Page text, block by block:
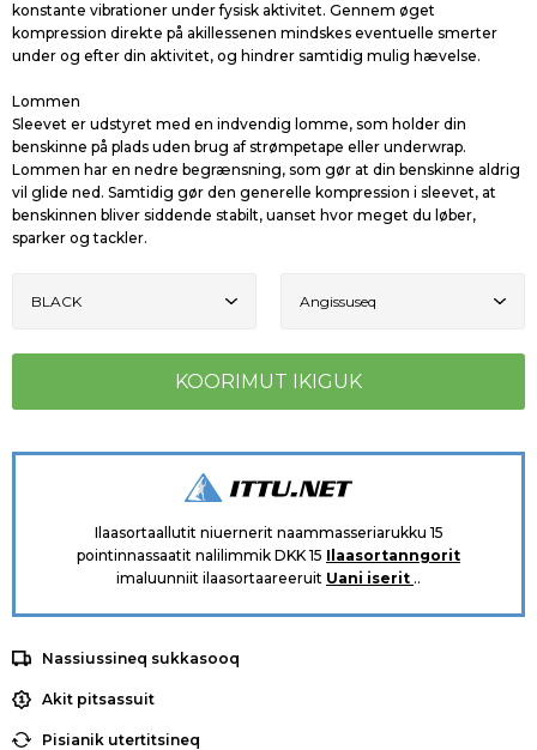
konstante vibrationer under fysisk aktivitet. Gennem øget
kompression direkte på akillessenen mindskes eventuelle smerter
under og efter din aktivitet, og hindrer samtidig mulig hævelse.
Lommen
Sleevet er udstyret med en indvendig lomme, som holder din
benskinne på plads uden brug af strømpetape eller underwrap.
Lommen har en nedre begrænsning, som gør at din benskinne aldrig
vil glide ned. Samtidig gør den generelle kompression i sleevet, at
benskinnen bliver siddende stabilt, uanset hvor meget du løber,
sparker og tackler.
Ilaasortaallutit niuernerit naammasseriarukku 15
pointinnassaatit nalilimmik DKK 15 Ilaasortanngorit
imaluunniit ilaasortaareeruit Uani iserit ..
Nassiussineq sukkasooq
Akit pitsassuit
Pisianik utertitsineq